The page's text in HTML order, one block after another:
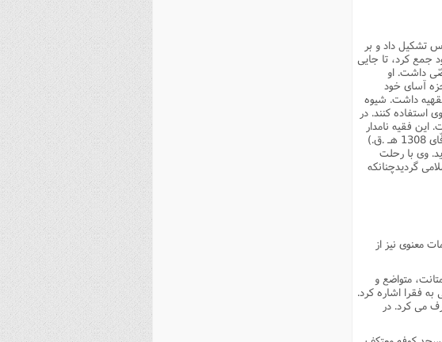
تشکیل داد و بر
جمع کرد، تا جایی
داشت. او
آساى خود
داشت. شیوه
کنند. در
فقیه نامدار
علاوه بر مقام علمى، داراى جایگاه ویژه مردمى نیز بود. با درگذشت مرحوم آیت الله محمّدحسین کاظمى (متوفّاى 1308 هـ .ق.)
وى با رحلت
اسلامى گردیدچنانکه
معنوى نیز از
متواضع و
به فقرا اشاره کرد.
مى کرد. در